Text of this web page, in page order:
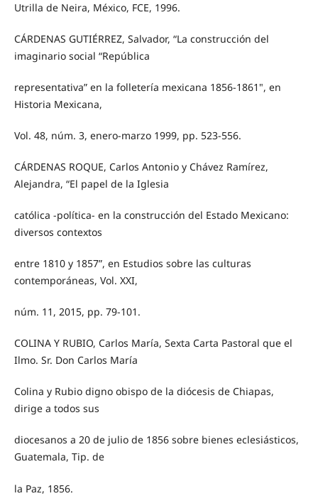
Utrilla de Neira, México, FCE, 1996.
CÁRDENAS GUTIÉRREZ, Salvador, “La construcción del
imaginario social “República
representativa” en la folletería mexicana 1856-1861", en
Historia Mexicana,
Vol. 48, núm. 3, enero-marzo 1999, pp. 523-556.
CÁRDENAS ROQUE, Carlos Antonio y Chávez Ramírez,
Alejandra, “El papel de la Iglesia
católica -política- en la construcción del Estado Mexicano:
diversos contextos
entre 1810 y 1857”, en Estudios sobre las culturas
contemporáneas, Vol. XXI,
núm. 11, 2015, pp. 79-101.
COLINA Y RUBIO, Carlos María, Sexta Carta Pastoral que el
Ilmo. Sr. Don Carlos María
Colina y Rubio digno obispo de la diócesis de Chiapas,
dirige a todos sus
diocesanos a 20 de julio de 1856 sobre bienes eclesiásticos,
Guatemala, Tip. de
la Paz, 1856.